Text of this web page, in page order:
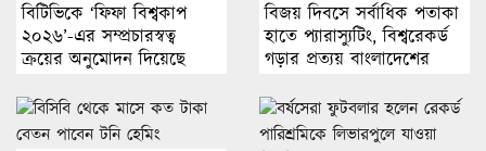
বিটিভিকে ‘ফিফা বিশ্বকাপ
২০২৬’-এর সম্প্রচারস্বত্ব
ক্রয়ের অনুমোদন দিয়েছে
বিজয় দিবসে সর্বাধিক পতাকা
হাতে প্যারাস্যুটিং, বিশ্বরেকর্ড
গড়ার প্রত্যয় বাংলাদেশের